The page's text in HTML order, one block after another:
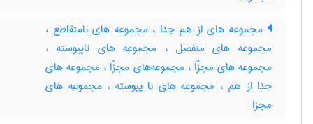
مجموعه های از هم جدا ، مجموعه های نامتقاطع ،
مجموعه های منفصل ، مجموعه های ناپیوسته ،
مجموعه های مجزّا ، مجموعه‌های مجزّا ، مجموعه های
جدا از هم ، مجموعه های نا پیوسته ، مجموعه های
مجزا